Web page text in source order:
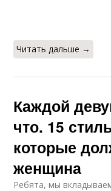
Читать дальше →
Каждой
что. 15
которые
женщина
Ребята, мы